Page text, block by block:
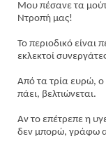
Μου πέσανε τα
Ντροπή μας!
Το περιοδικό
εκλεκτοί
Από τα τρία ευρώ, ο
πάει, βελτιώνεται.
Αν το επέτρεπε η
δεν μπορώ, γράφω